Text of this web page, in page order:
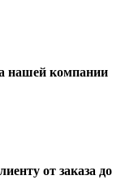
нашей компании
от заказа до